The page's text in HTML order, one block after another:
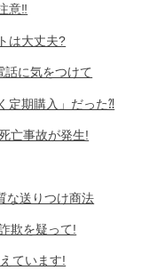
意‼
は大丈夫?
話に気をつけて
定期購入」だった⁈
亡事故が発生!
な送りつけ商法
欺を疑って!
ています!